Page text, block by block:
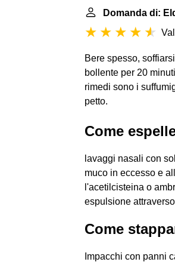
Domanda di:
Bere spesso,
bollente per 20
rimedi sono i
petto.
Come
lavaggi nasali con
muco in eccesso e
l'acetilcisteina o
espulsione
Come
Impacchi con panni